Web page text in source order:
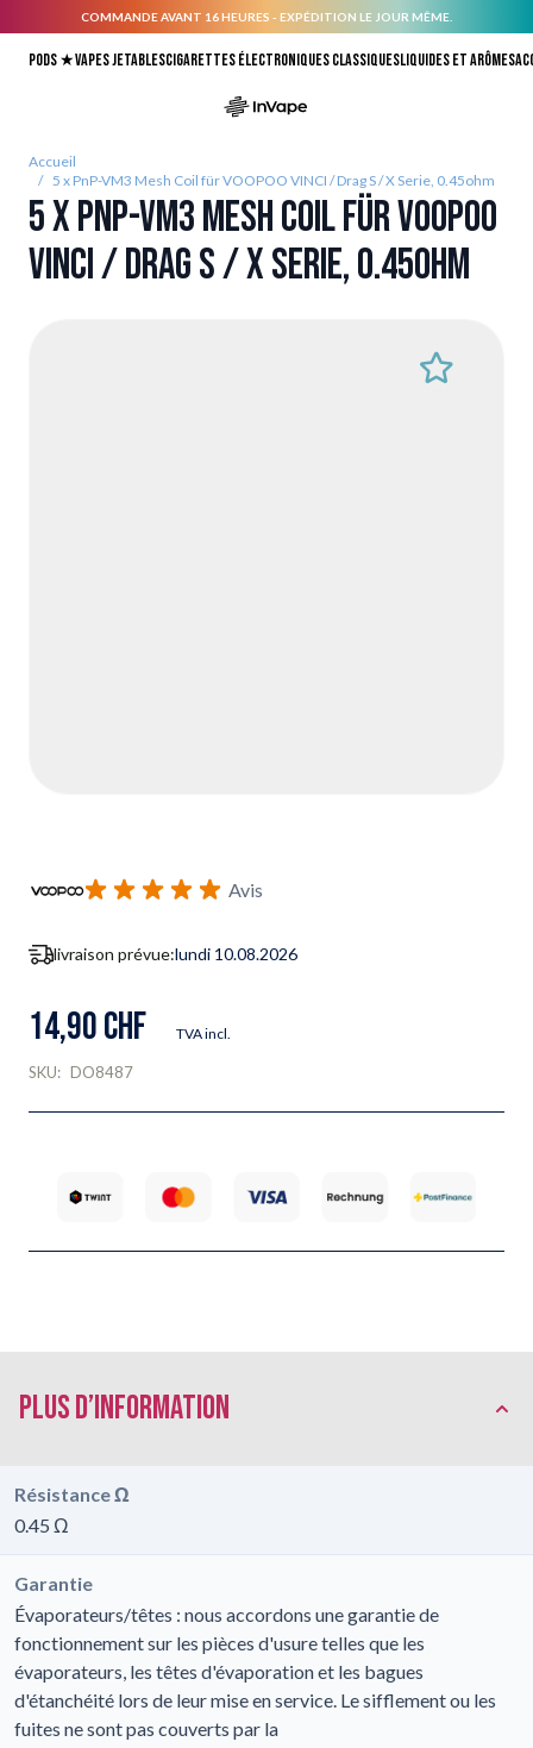
COMMANDE AVANT 16 HEURES - EXPÉDITION LE JOUR MÊME.
Pods ★Vapes jetablesCigarettes électroniques classiquesLiquides et arômes
Accueil
/ 5 x PnP-VM3 Mesh Coil für VOOPOO VINCI / Drag S / X Serie, 0.45ohm
5 x PnP-VM3 Mesh Coil für VOOPOO
VINCI / Drag S / X Serie, 0.45ohm
Avis
livraison prévue:lundi 10.08.2026
14,90 CHF TVA incl.
SKU: DO8487
Plus d’information
Résistance Ω
0.45 Ω
Garantie
Évaporateurs/têtes : nous accordons une garantie de
fonctionnement sur les pièces d'usure telles que les
évaporateurs, les têtes d'évaporation et les bagues
d'étanchéité lors de leur mise en service. Le sifflement ou les
fuites ne sont pas couverts par la